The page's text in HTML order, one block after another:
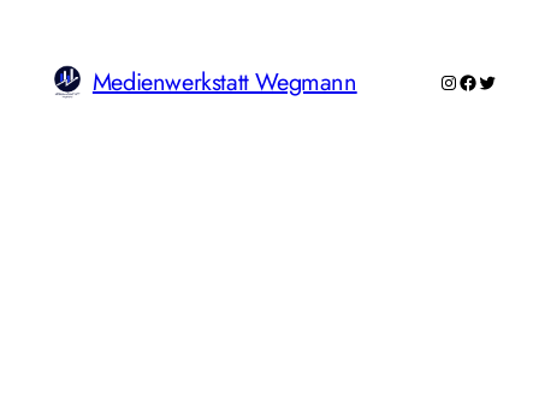
Medienwerkstatt Wegmann Instagram